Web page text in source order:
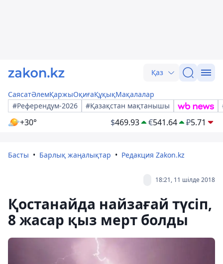
Қаз
СаясатӘлемҚаржыОқиғаҚұқықМақалалар
#Референдум-2026
#Қазақстан мақтанышы
+30° $469.93 €541.64 ₽5.71
Басты Барлық жаңалықтар Редакция Zakon.kz
18:21, 11 шілде 2018
Қостанайда найзағай түсіп,
8 жасар қыз мерт болды